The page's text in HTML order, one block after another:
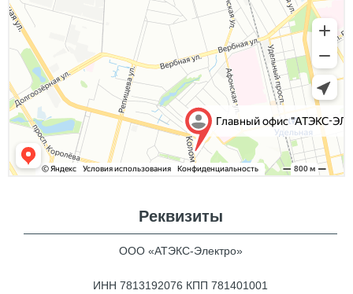
Реквизиты
ООО «АТЭКС-Электро»
ИНН 7813192076 КПП 781401001